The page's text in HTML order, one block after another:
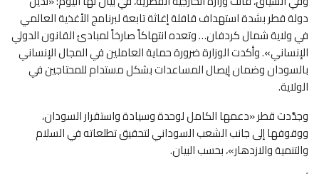
دولة قطر بشدة استهداف قافلة إغاثة تابعة لبرنامج الأغذية العالمي
في ولاية شمال كردفان… وتعده انتهاكاً صارخاً لمبادئ القانون الدولي
الإنساني». وأكدت الوزارة ضرورة حماية العاملين في المجال الإنساني
بالسودان وضمان إيصال المساعدات بشكل مستدام للمحتاجين في
الولاية.
وجدَّدت قطر «دعمها الكامل لوحدة وسيادة واستقرار السودان،
ووقوفها إلى جانب الشعب السوداني لتحقيق تطلعاته في السلام
والتنمية والازدهار»، بحسب البيان.